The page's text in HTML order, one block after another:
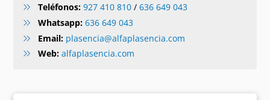
Teléfonos: 927 410 810/ 636 649 043
Whatsapp: 636 649 043
Email: plasencia@alfaplasencia.com
Web: alfaplasencia.com